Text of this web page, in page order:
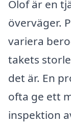
Olof är en
överväger.
variera
takets
det är. En
ofta ge ett
inspektion